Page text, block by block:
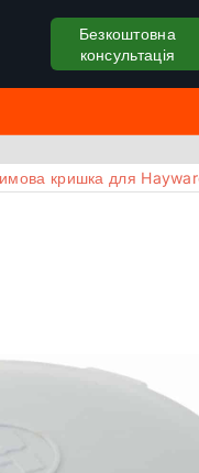
Безкоштовна
консультація
кришка для